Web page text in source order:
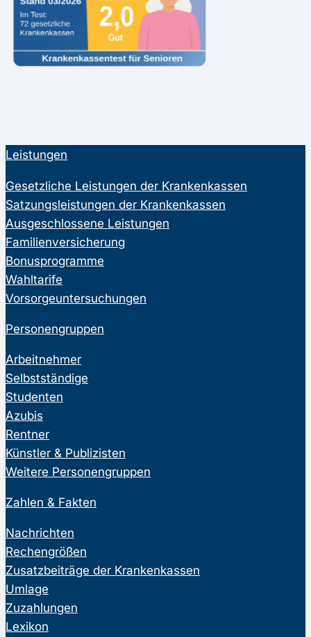
Leistungen
Gesetzliche Leistungen der Krankenkassen
Satzungsleistungen der Krankenkassen
Ausgeschlossene Leistungen
Familienversicherung
Bonusprogramme
Wahltarife
Vorsorgeuntersuchungen
Personengruppen
Arbeitnehmer
Selbstständige
Studenten
Azubis
Rentner
Künstler & Publizisten
Weitere Personengruppen
Zahlen & Fakten
Nachrichten
Rechengrößen
Zusatzbeiträge der Krankenkassen
Umlage
Zuzahlungen
Lexikon